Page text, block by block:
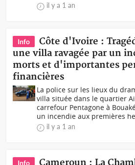
il y a 1 an
Info
Côte d'Ivoire :
une villa ravagée par un
morts et d'importantes
financières
La police sur les lieux du
villa située dans le quartier
carrefour Pentagone à
un incendie aux premières
il y a 1 an
Info